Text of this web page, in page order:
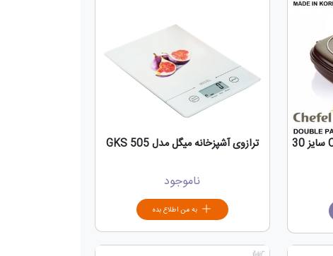
ماهیتابه دوطرفه چفل CHEFEL سایز 30
ترازوی آشپزخانه میگل مدل GKS 505
ناموجود
به من اطلاع بده